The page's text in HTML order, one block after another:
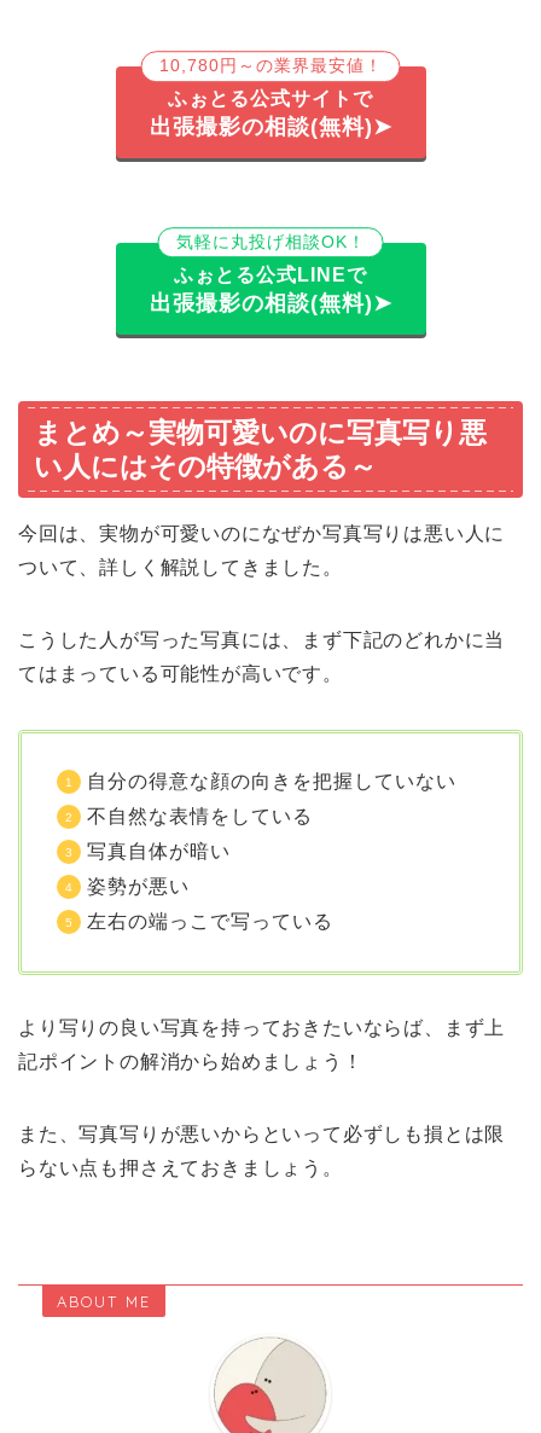
10,780円～の業界最安値！
ふぉとる公式サイトで
出張撮影の相談(無料)➤
気軽に丸投げ相談OK！
ふぉとる公式LINEで
出張撮影の相談(無料)➤
まとめ～実物可愛いのに写真写り悪
い人にはその特徴がある～
今回は、実物が可愛いのになぜか写真写りは悪い人に
ついて、詳しく解説してきました。
こうした人が写った写真には、まず下記のどれかに当
てはまっている可能性が高いです。
自分の得意な顔の向きを把握していない
不自然な表情をしている
写真自体が暗い
姿勢が悪い
左右の端っこで写っている
より写りの良い写真を持っておきたいならば、まず上
記ポイントの解消から始めましょう！
また、写真写りが悪いからといって必ずしも損とは限
らない点も押さえておきましょう。
ABOUT ME